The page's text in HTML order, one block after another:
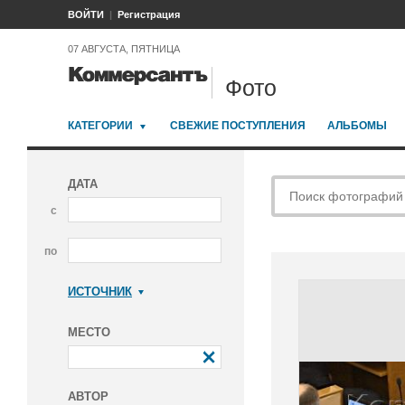
ВОЙТИ Регистрация
07 АВГУСТА, ПЯТНИЦА
Фото
КАТЕГОРИИ СВЕЖИЕ ПОСТУПЛЕНИЯ АЛЬБОМЫ
ДАТА
с
по
ИСТОЧНИК
МЕСТО
АВТОР